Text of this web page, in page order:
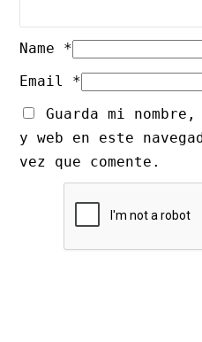
Name *
Email *
Guarda mi
y web en este
vez que comente.